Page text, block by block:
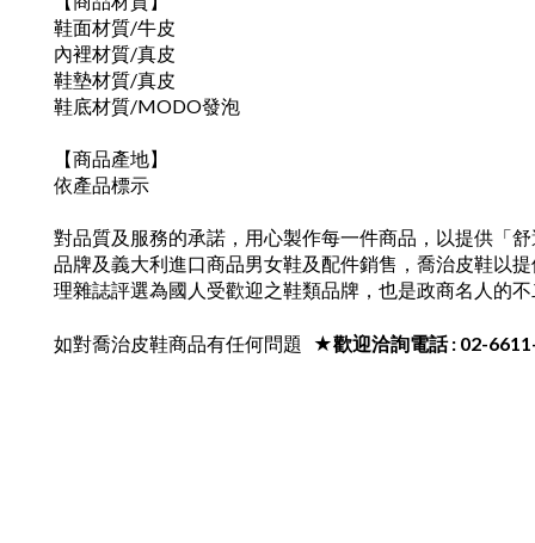
鞋面材質/牛皮
內裡材質/真皮
鞋墊材質/真皮
鞋底材質/MODO發泡
【商品產地】
依產品標示
對品質及服務的承諾，用心製作每一件商品，以提供「
品牌及義大利進口商品男女鞋及配件銷售，喬治皮鞋以
理雜誌評選為國人受歡迎之鞋類品牌，也是政商名人的
如對喬治皮鞋商品有任何問題 ★歡迎洽詢電話 : 02-